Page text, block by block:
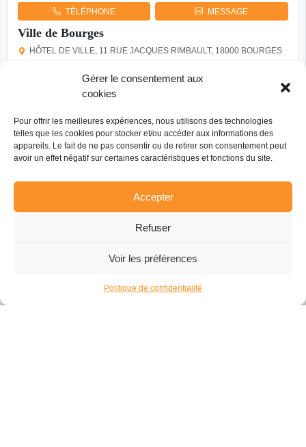
Gérer le consentement aux
cookies
Pour offrir les meilleures expériences, nous utilisons des technologies
telles que les cookies pour stocker et/ou accéder aux informations des
appareils. Le fait de ne pas consentir ou de retirer son consentement peut
avoir un effet négatif sur certaines caractéristiques et fonctions du site.
Accepter
Refuser
Voir les préférences
Politique de confidentialité
TÉLÉPHONE MESSAGE
Ville de Bourges
HÔTEL DE VILLE, 11 RUE JACQUES RIMBAULT, 18000 BOURGES
La ville de Bourges compte 8 jumelages européens: Peterborough
(Portugal), Palencia (Espagne), Koszalin (Pologne), Yochkar-Ola
(Russie), Korosten (Ukraine), Koszalin (Espagne). En décembre 2018,
un accord de coopération a été signé avec la ville…
Espagne
Pologne Portugal 4 de plus
Mobilité - Volontariat